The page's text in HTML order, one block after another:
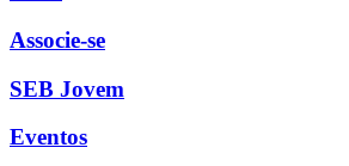
Associe-se
SEB Jovem
Eventos